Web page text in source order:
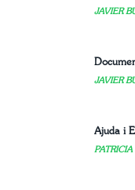
JAVIER
JAVIER
Ajuda i